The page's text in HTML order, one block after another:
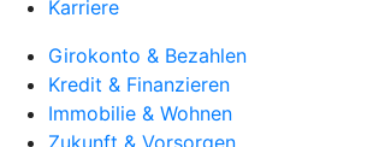
Karriere
Girokonto & Bezahlen
Kredit & Finanzieren
Immobilie & Wohnen
Zukunft & Vorsorgen